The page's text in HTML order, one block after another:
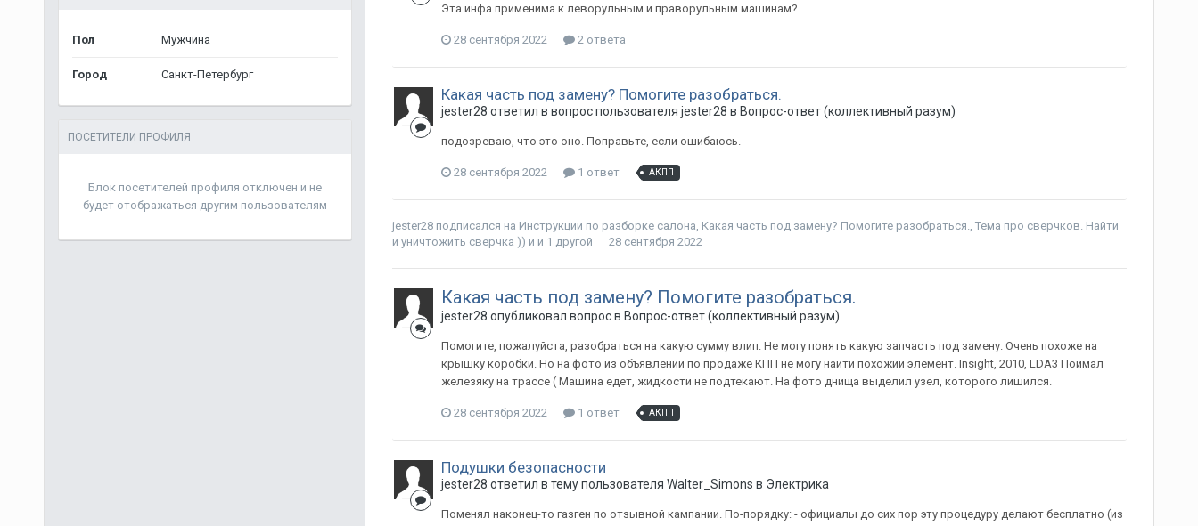
Пол Мужчина
Город Санкт-Петербург
ПОСЕТИТЕЛИ ПРОФИЛЯ
Блок посетителей профиля отключен и не
будет отображаться другим пользователям
Эта инфа применима к леворульным и праворульным машинам?
28 сентября 2022 2 ответа
Какая часть под замену? Помогите разобраться.
jester28 ответил в вопрос пользователя jester28 в Вопрос-ответ (коллективный разум)
подозреваю, что это оно. Поправьте, если ошибаюсь.
28 сентября 2022 1 ответ АКПП
jester28подписался на Инструкции по разборке салона, Какая часть под замену? Помогите разобраться., Тема про сверчков. Найти
и уничтожить сверчка )) и и 1 другой 28 сентября 2022
Какая часть под замену? Помогите разобраться.
jester28 опубликовал вопрос в Вопрос-ответ (коллективный разум)
Помогите, пожалуйста, разобраться на какую сумму влип. Не могу понять какую запчасть под замену. Очень похоже на
крышку коробки. Но на фото из объявлений по продаже КПП не могу найти похожий элемент. Insight, 2010, LDA3 Поймал
железяку на трассе ( Машина едет, жидкости не подтекают. На фото днища выделил узел, которого лишился.
28 сентября 2022 1 ответ АКПП
Подушки безопасности
jester28 ответил в тему пользователя Walter_Simons в Электрика
Поменял наконец-то газген по отзывной кампании. По-порядку: - официалы до сих пор эту процедуру делают бесплатно (из